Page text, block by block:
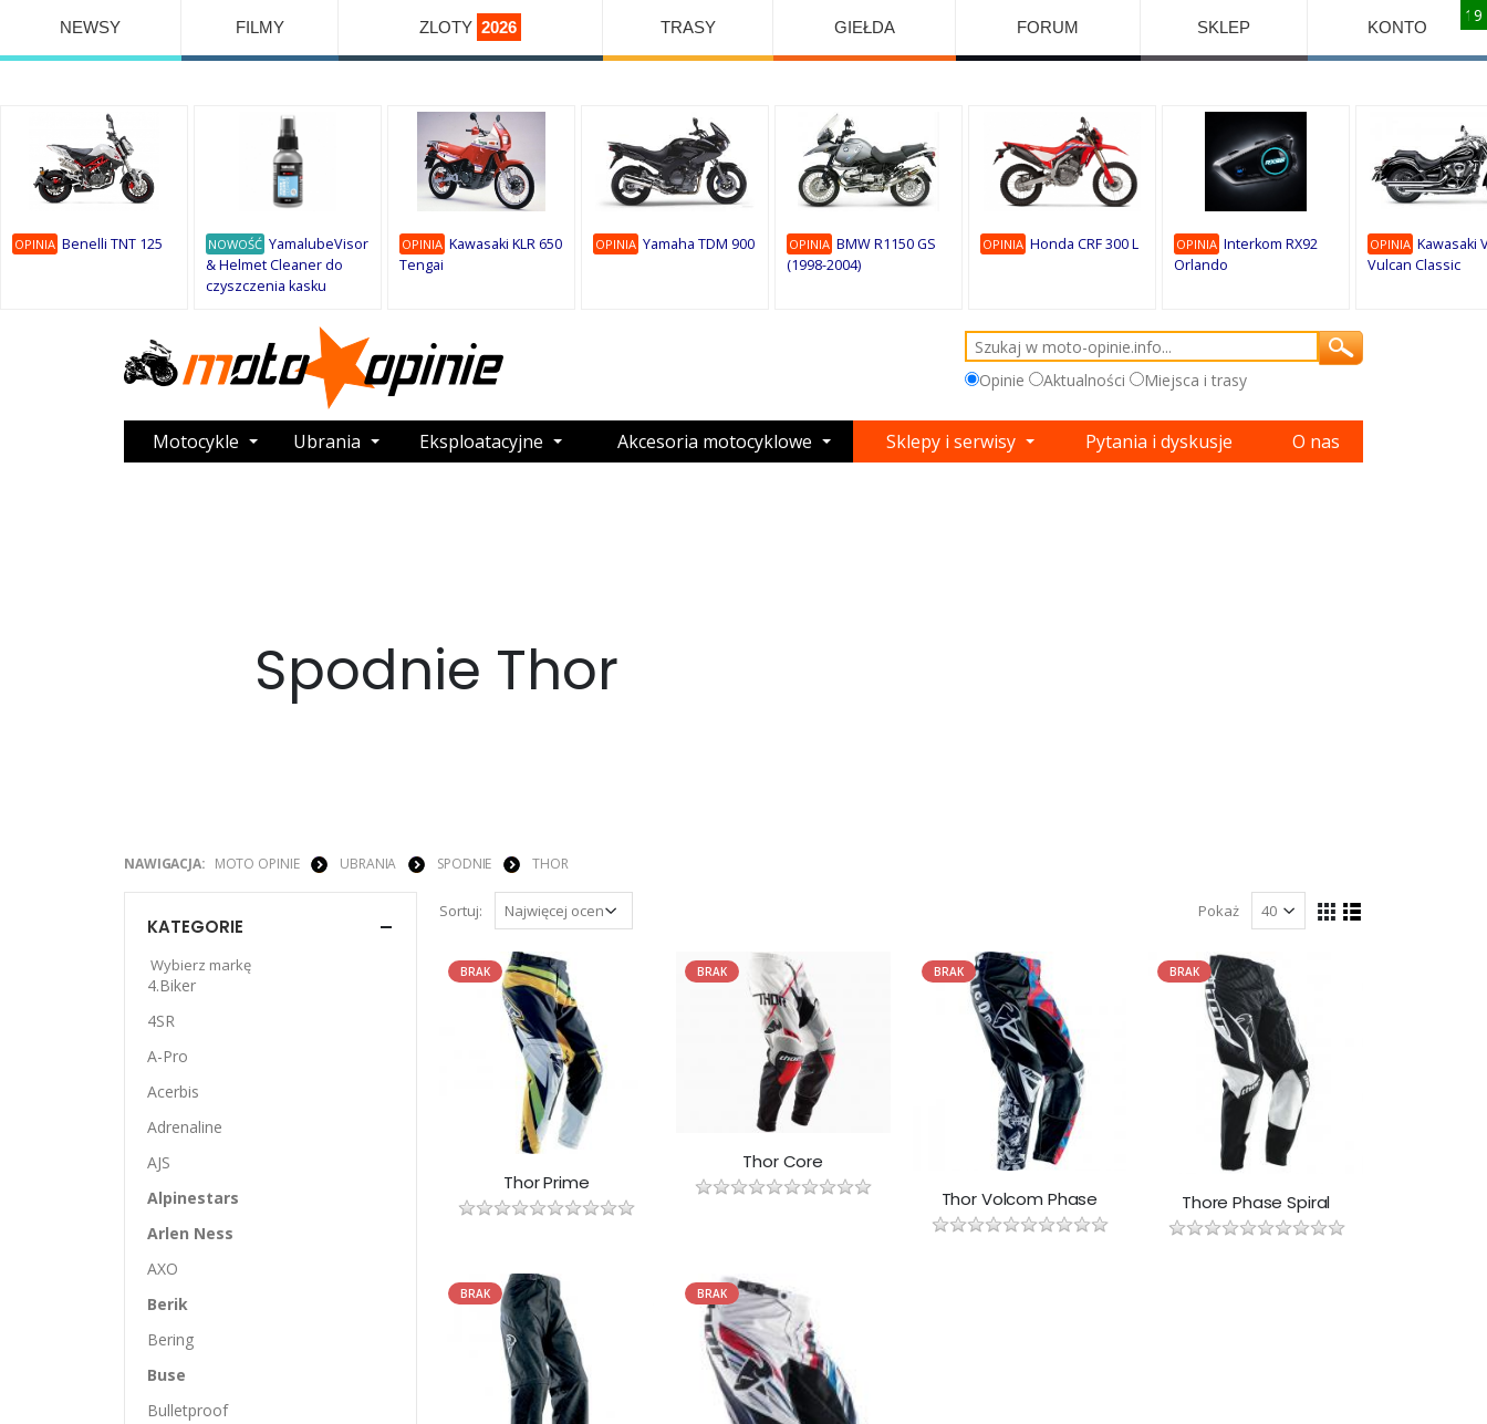
NEWSY FILMY ZLOTY 2026 TRASY GIEŁDA FORUM SKLEP KONTO
10
OPINIA Benelli TNT 125 NOWOŚĆ YamalubeVisor
& Helmet Cleaner do
czyszczenia kasku
10
OPINIA Kawasaki KLR 650
Tengai
8
OPINIA Yamaha TDM 900
7
OPINIA BMW R1150 GS
(1998-2004)
1
OPINIA Honda CRF 300 L
9
OPINIA Interkom RX92
Orlando
10
OPINIA Kawasaki
Vulcan Classic
10
9
9
Opinie Aktualności Miejsca i trasy
Motocykle Ubrania Eksploatacyjne Akcesoria motocyklowe Sklepy i serwisy Pytania i dyskusje O nas
Spodnie Thor
NAWIGACJA: MOTO OPINIE UBRANIA SPODNIE THOR
Sortuj: Pokaż
BRAK
Thor Prime
BRAK
Thor Core
BRAK
Thor Volcom Phase
BRAK
Thore Phase Spiral
BRAK BRAK
KATEGORIE
Wybierz markę
4.Biker
4SR
A-Pro
Acerbis
Adrenaline
AJS
Alpinestars
Arlen Ness
AXO
Berik
Bering
Buse
Bulletproof